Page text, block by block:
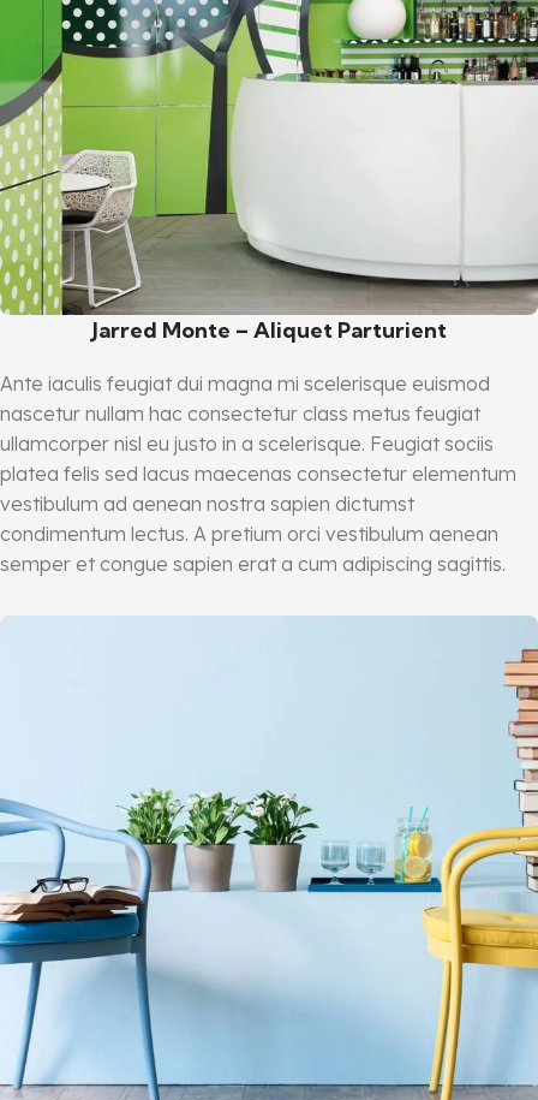
Jarred Monte – Aliquet Parturient
Ante iaculis feugiat dui magna mi scelerisque euismod
nascetur nullam hac consectetur class metus feugiat
ullamcorper nisl eu justo in a scelerisque. Feugiat sociis
platea felis sed lacus maecenas consectetur elementum
vestibulum ad aenean nostra sapien dictumst
condimentum lectus. A pretium orci vestibulum aenean
semper et congue sapien erat a cum adipiscing sagittis.